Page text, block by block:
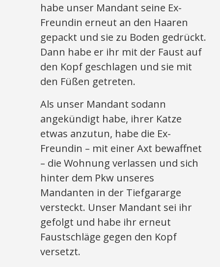
habe unser Mandant seine Ex-
Freundin erneut an den Haaren
gepackt und sie zu Boden gedrückt.
Dann habe er ihr mit der Faust auf
den Kopf geschlagen und sie mit
den Füßen getreten.
Als unser Mandant sodann
angekündigt habe, ihrer Katze
etwas anzutun, habe die Ex-
Freundin – mit einer Axt bewaffnet
– die Wohnung verlassen und sich
hinter dem Pkw unseres
Mandanten in der Tiefgararge
versteckt. Unser Mandant sei ihr
gefolgt und habe ihr erneut
Faustschläge gegen den Kopf
versetzt.